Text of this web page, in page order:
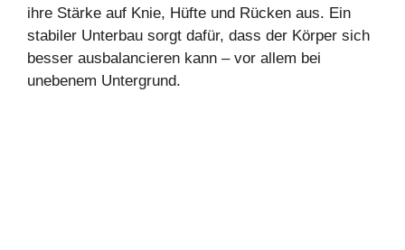
ihre Stärke auf Knie, Hüfte und Rücken aus. Ein
stabiler Unterbau sorgt dafür, dass der Körper sich
besser ausbalancieren kann – vor allem bei
unebenem Untergrund.